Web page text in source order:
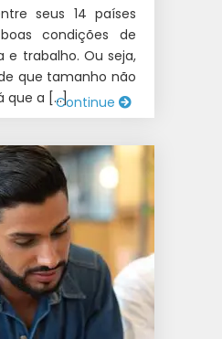
seus 14 países
condições de
e trabalho. Ou seja,
que tamanho não
que a […]Continue